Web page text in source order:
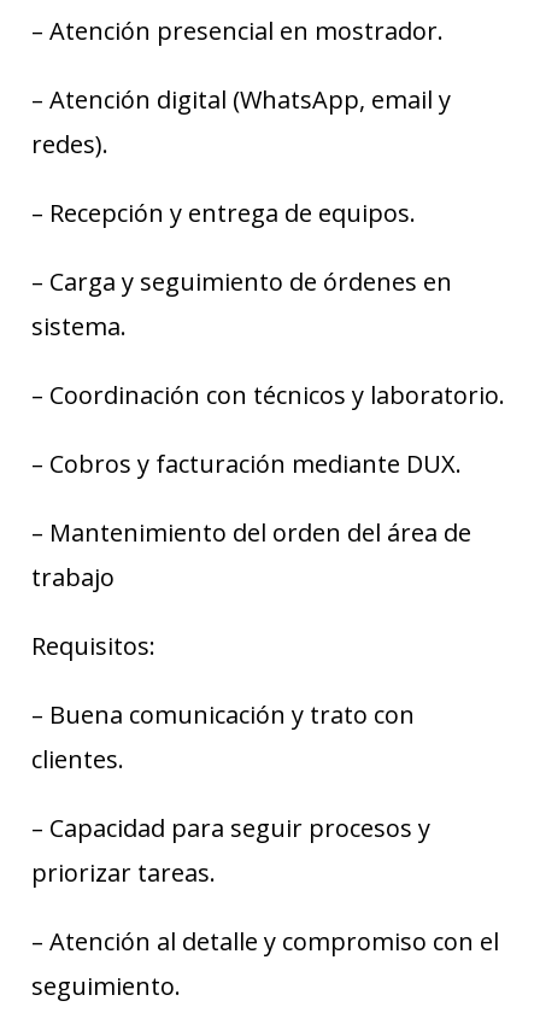
– Atención presencial en mostrador.
– Atención digital (WhatsApp, email y
redes).
– Recepción y entrega de equipos.
– Carga y seguimiento de órdenes en
sistema.
– Coordinación con técnicos y laboratorio.
– Cobros y facturación mediante DUX.
– Mantenimiento del orden del área de
trabajo
Requisitos:
– Buena comunicación y trato con
clientes.
– Capacidad para seguir procesos y
priorizar tareas.
– Atención al detalle y compromiso con el
seguimiento.